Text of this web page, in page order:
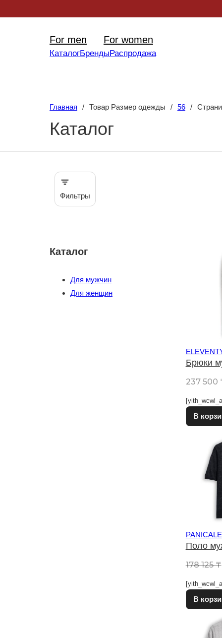
For men For women
КаталогБрендыРаспродажа
Главная / Товар Размер одежды / 56 /
Каталог
Фильтры
Каталог
Для мужчин
Для женщин
Брюки
237 500
В
PANICALE
Поло
178 125₸
В